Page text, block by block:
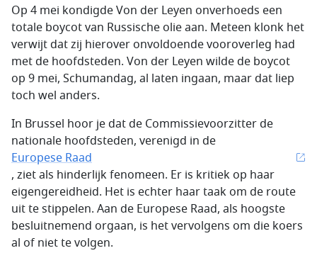
Op 4 mei kondigde Von der Leyen onverhoeds een
totale boycot van Russische olie aan. Meteen klonk het
verwijt dat zij hierover onvoldoende vooroverleg had
met de hoofdsteden. Von der Leyen wilde de boycot
op 9 mei, Schumandag, al laten ingaan, maar dat liep
toch wel anders.
In Brussel hoor je dat de Commissievoorzitter de
nationale hoofdsteden, verenigd in de
Europese Raad
, ziet als hinderlijk fenomeen. Er is kritiek op haar
eigengereidheid. Het is echter haar taak om de route
uit te stippelen. Aan de Europese Raad, als hoogste
besluitnemend orgaan, is het vervolgens om die koers
al of niet te volgen.